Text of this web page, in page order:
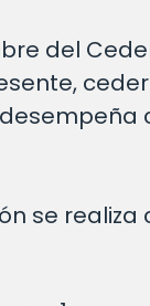
del
se